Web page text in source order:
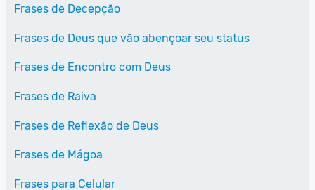
Frases de Decepção
Frases de Deus que vão abençoar seu status
Frases de Encontro com Deus
Frases de Raiva
Frases de Reflexão de Deus
Frases de Mágoa
Frases para Celular